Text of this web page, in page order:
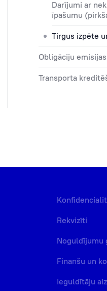
Darījumi ar
īpašumu
Tirgus izpēte
Obligāciju emisijas
Transporta
Rekvizīti
Noguldījumu
Finanšu un
Ieguldītāju